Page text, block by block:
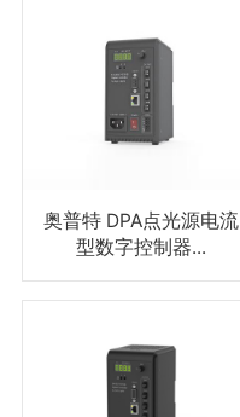
奥普特 DPA点光源电流
型数字控制器...